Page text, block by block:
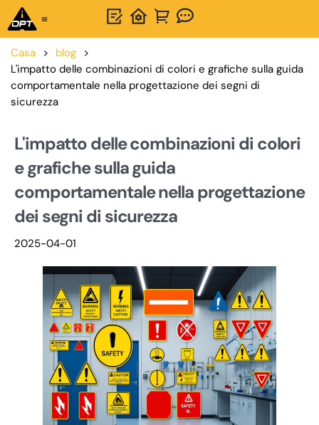
Casa > blog >
L'impatto delle combinazioni di colori e grafiche sulla guida
comportamentale nella progettazione dei segni di
sicurezza
L'impatto delle combinazioni di colori
e grafiche sulla guida
comportamentale nella progettazione
dei segni di sicurezza
2025-04-01